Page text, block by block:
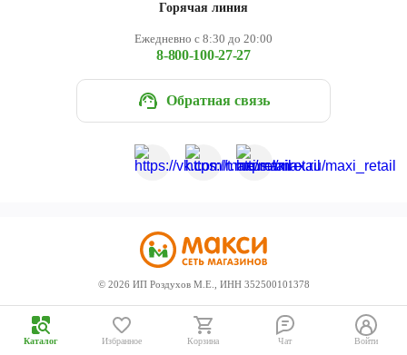
Горячая линия
Ежедневно с 8:30 до 20:00
8-800-100-27-27
Обратная связь
© 2026 ИП Роздухов М.Е., ИНН 352500101378
Каталог Избранное Корзина Чат Войти